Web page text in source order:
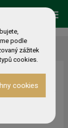
celkem
novinek
podle
zážitek
cookies.